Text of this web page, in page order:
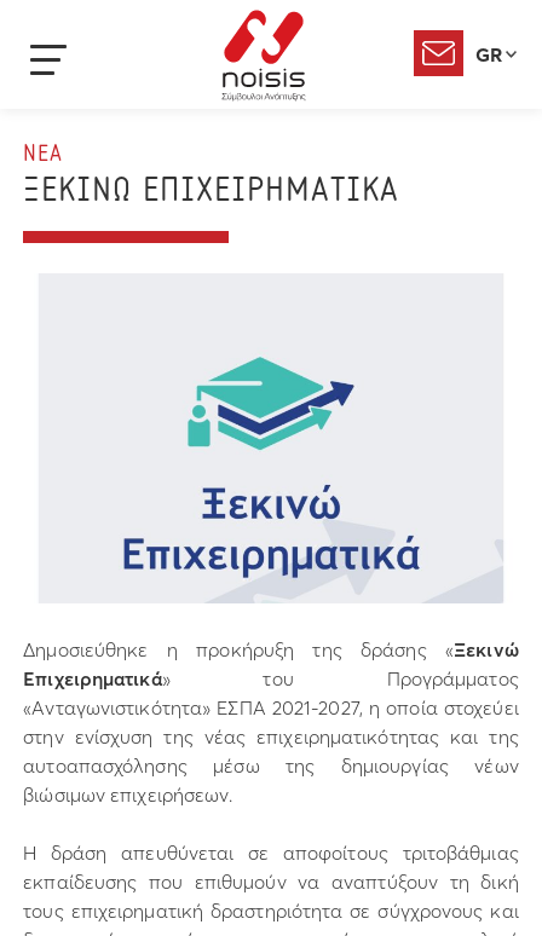
GR
ΝΕΑ
ΞΕΚΙΝΩ ΕΠΙΧΕΙΡΗΜΑΤΙΚΑ
Δημοσιεύθηκε η προκήρυξη της δράσης «Ξεκινώ
Επιχειρηματικά» του Προγράμματος
«Ανταγωνιστικότητα» ΕΣΠΑ 2021-2027, η οποία στοχεύει
στην ενίσχυση της νέας επιχειρηματικότητας και της
αυτοαπασχόλησης μέσω της δημιουργίας νέων
βιώσιμων επιχειρήσεων.
Η δράση απευθύνεται σε αποφοίτους τριτοβάθμιας
εκπαίδευσης που επιθυμούν να αναπτύξουν τη δική
τους επιχειρηματική δραστηριότητα σε σύγχρονους και